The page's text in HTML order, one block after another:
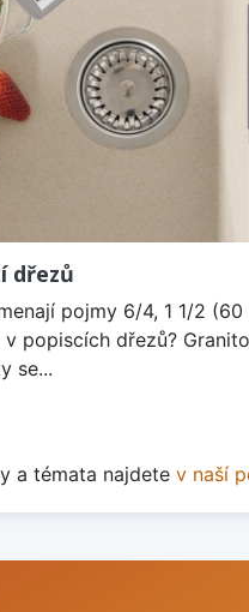
dřezů
pojmy 6/4, 1 1/2 (60
popiscích dřezů?
se...
a témata najdete v naší